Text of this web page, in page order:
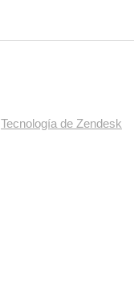
Tecnología de Zendesk